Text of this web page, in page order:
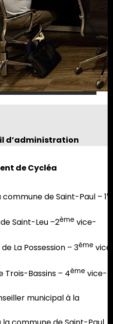
d’administration
de Cycléa
commune de Saint-Paul – 1er
Saint-Leu –2ème vice-
La Possession – 3ème
Trois-Bassins – 4ème vice-
municipal à la